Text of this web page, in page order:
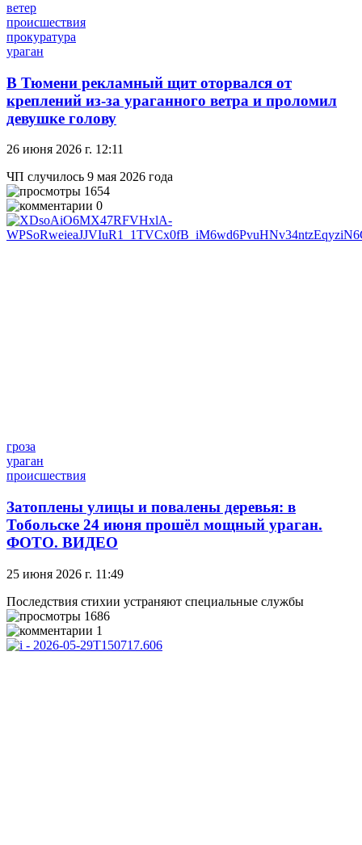
ветер
происшествия
прокуратура
ураган
В Тюмени рекламный щит оторвался от
креплений из‑за ураганного ветра и проломил
девушке голову
26 июня 2026 г. 12:11
ЧП случилось 9 мая 2026 года
1654
0
гроза
ураган
происшествия
Затоплены улицы и повалены деревья: в
Тобольске 24 июня прошёл мощный ураган.
ФОТО. ВИДЕО
25 июня 2026 г. 11:49
Последствия стихии устраняют специальные службы
1686
1